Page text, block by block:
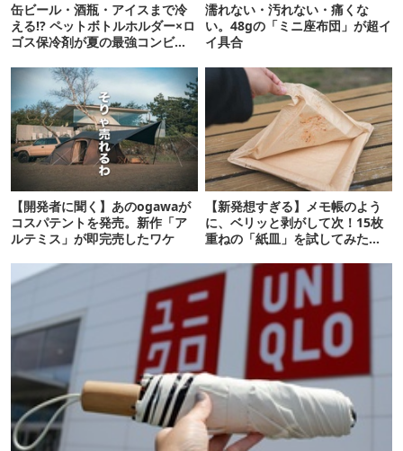
缶ビール・酒瓶・アイスまで冷
える!? ペットボトルホルダー×ロ
ゴス保冷剤が夏の最強コンビだ
濡れない・汚れない・痛くな
い。48gの「ミニ座布団」が超イ
イ具合
【開発者に聞く】あのogawaが
コスパテントを発売。新作「ア
ルテミス」が即完売したワケ
【新発想すぎる】メモ帳のよう
に、ベリッと剥がして次！15枚
重ねの「紙皿」を試してみた